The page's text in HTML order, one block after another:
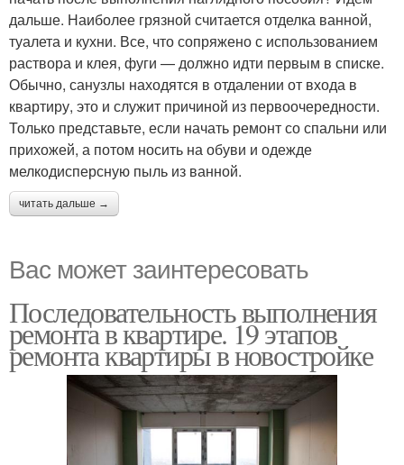
дальше. Наиболее грязной считается отделка ванной,
туалета и кухни. Все, что сопряжено с использованием
раствора и клея, фуги — должно идти первым в списке.
Обычно, санузлы находятся в отдалении от входа в
квартиру, это и служит причиной из первоочередности.
Только представьте, если начать ремонт со спальни или
прихожей, а потом носить на обуви и одежде
мелкодисперсную пыль из ванной.
читать дальше →
Вас может заинтересовать
Последовательность выполнения
ремонта в квартире. 19 этапов
ремонта квартиры в новостройке